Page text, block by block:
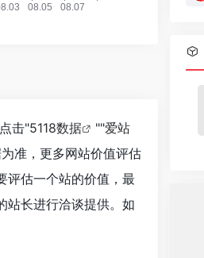
击"5118数据 ""爱站
准，更多网站价值评估
评估一个站的价值，最
站长进行洽谈提供。如